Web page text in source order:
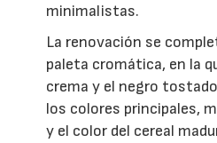
minimalistas.
La renovación se
paleta cromática, en la
crema y el negro
los colores principales,
y el color del cereal